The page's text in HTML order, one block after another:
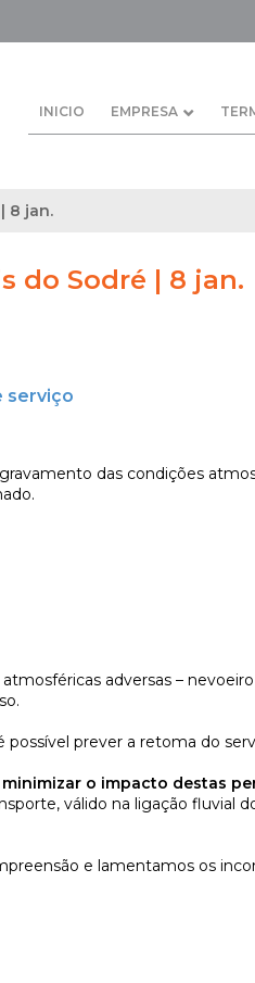
INICIO EMPRESA
8 jan.
do Sodré | 8 jan.
serviço
das condições
adversas –
prever a retoma do
o impacto destas
válido na ligação fluvial
e lamentamos os